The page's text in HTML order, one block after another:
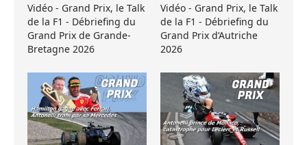
Vidéo - Grand Prix, le Talk
de la F1 - Débriefing du
Grand Prix de Grande-
Bretagne 2026
Vidéo - Grand Prix, le Talk
de la F1 - Débriefing du
Grand Prix d’Autriche
2026